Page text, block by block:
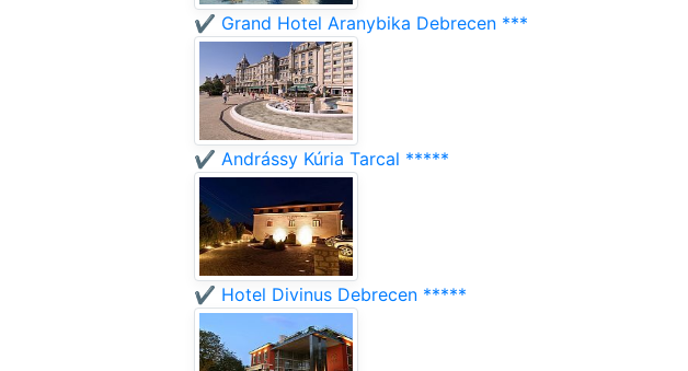
✔️ Grand Hotel Aranybika Debrecen ***
✔️ Andrássy Kúria Tarcal *****
✔️ Hotel Divinus Debrecen *****